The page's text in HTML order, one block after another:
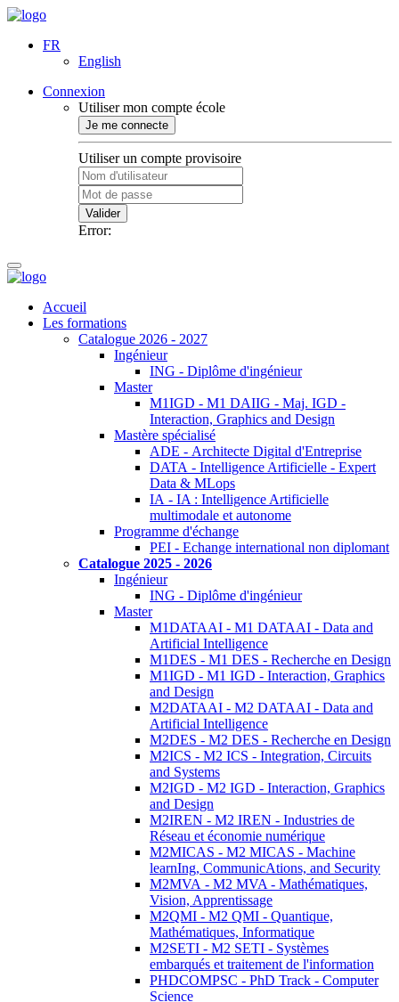
FR
English
Connexion
Utiliser mon compte école
Je me connecte
Utiliser un compte provisoire
Valider
Error:
Accueil
Les formations
Catalogue 2026 - 2027
Ingénieur
ING - Diplôme d'ingénieur
Master
M1IGD - M1 DAIIG - Maj. IGD -
Interaction, Graphics and Design
Mastère spécialisé
ADE - Architecte Digital d'Entreprise
DATA - Intelligence Artificielle - Expert
Data & MLops
IA - IA : Intelligence Artificielle
multimodale et autonome
Programme d'échange
PEI - Echange international non diplomant
Catalogue 2025 - 2026
Ingénieur
ING - Diplôme d'ingénieur
Master
M1DATAAI - M1 DATAAI - Data and
Artificial Intelligence
M1DES - M1 DES - Recherche en Design
M1IGD - M1 IGD - Interaction, Graphics
and Design
M2DATAAI - M2 DATAAI - Data and
Artificial Intelligence
M2DES - M2 DES - Recherche en Design
M2ICS - M2 ICS - Integration, Circuits
and Systems
M2IGD - M2 IGD - Interaction, Graphics
and Design
M2IREN - M2 IREN - Industries de
Réseau et économie numérique
M2MICAS - M2 MICAS - Machine
learnIng, CommunicAtions, and Security
M2MVA - M2 MVA - Mathématiques,
Vision, Apprentissage
M2QMI - M2 QMI - Quantique,
Mathématiques, Informatique
M2SETI - M2 SETI - Systèmes
embarqués et traitement de l'information
PHDCOMPSC - PhD Track - Computer
Science